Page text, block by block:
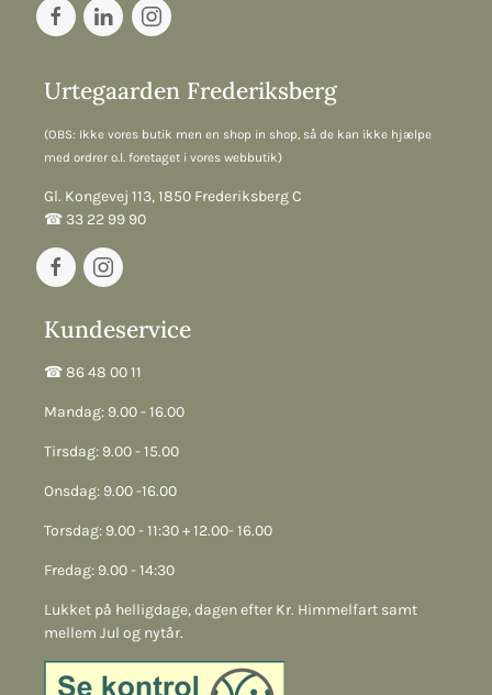
Urtegaarden Frederiksberg
(OBS: Ikke vores butik men en shop in shop, så de kan ikke hjælpe
med ordrer o.l. foretaget i vores webbutik)
Gl. Kongevej 113, 1850 Frederiksberg C
☎︎ 33 22 99 90
Kundeservice
☎︎ 86 48 00 11
Mandag: 9.00 - 16.00
Tirsdag: 9.00 - 15.00
Onsdag: 9.00 -16.00
Torsdag: 9.00 - 11:30 + 12.00- 16.00
Fredag: 9.00 - 14:30
Lukket på helligdage, dagen efter Kr. Himmelfart samt
mellem Jul og nytår.